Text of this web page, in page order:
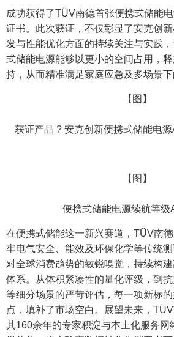
成功获得了TÜV南德首张便携式储能
证书。此次获证，不仅彰显了安克创
发与性能优化方面的持续关注与实践
式储能电源能够以更小的空间占用，
持，从而精准满足家庭应急及多场景下
【图】
获证产品 ? 安克创新便携式储能电
【图】
便携式储能电源续航等级
在便携式储能这一新兴赛道，TÜV南
牢电气安全、能效及环保化学等传统
对全球消费趋势的敏锐嗅觉，持续构
体系。从体积紧凑性的量化评级，到
等细分场景的严苛评估，每一项新标
点，填补了市场空白。展望未来，
其160余年的专家积淀与本土化服务网